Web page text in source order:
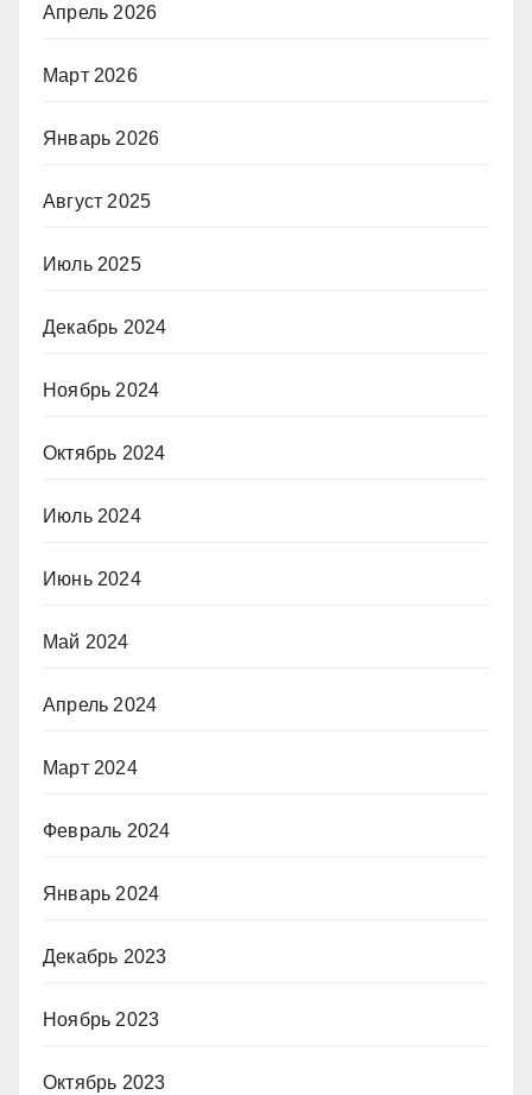
Апрель 2026
Март 2026
Январь 2026
Август 2025
Июль 2025
Декабрь 2024
Ноябрь 2024
Октябрь 2024
Июль 2024
Июнь 2024
Май 2024
Апрель 2024
Март 2024
Февраль 2024
Январь 2024
Декабрь 2023
Ноябрь 2023
Октябрь 2023